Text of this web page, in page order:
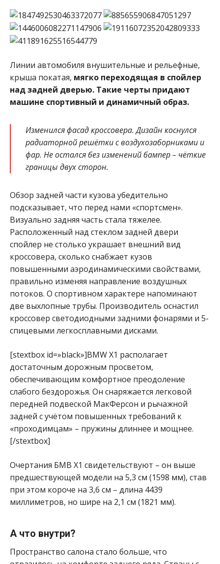
Линии автомобиля внушительные и рельефные,
крыша покатая, мягко переходящая в спойлер
над задней дверью. Такие черты придают
машине спортивный и динамичный образ.
Изменился фасад кроссовера. Дизайн коснулся
радиаторной решётки с воздухозаборниками и
фар. Не остался без изменений бампер – чёткие
границы двух сторон.
Обзор задней части кузова убедительно
подсказывает, что перед нами «спортсмен».
Визуально задняя часть стала тяжелее.
Расположенный над стеклом задней двери
спойлер не столько украшает внешний вид
кроссовера, сколько снабжает кузов
повышенными аэродинамическими свойствами,
правильно изменяя направление воздушных
потоков. О спортивном характере напоминают
две выхлопные трубы. Производитель оснастил
кроссовер светодиодными задними фонарями и 5-
спицевыми легкосплавными дисками.
[stextbox id=»black»]BMW X1 располагает
достаточным дорожным просветом,
обеспечивающим комфортное преодоление
слабого бездорожья. Он снаряжается легковой
передней подвеской МакФерсон и рычажной
задней с учётом повышенных требований к
«проходимцам» – пружины длиннее и мощнее.
[/stextbox]
Очертания БМВ Х1 свидетельствуют – он выше
предшествующей модели на 5,3 см (1598 мм), став
при этом короче на 3,6 см – длина 4439
миллиметров, но шире на 2,1 см (1821 мм).
А что внутри?
Пространство салона стало больше, что